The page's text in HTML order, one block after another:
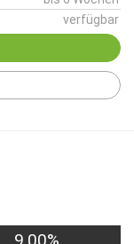
verfügbar